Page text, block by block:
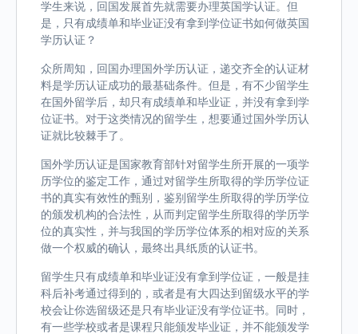
学生来说，回国发展首先就需要办理英国学认证。但
是，只有成绩单和毕业证没有拿到学位证书如何做英国
学历认证？
众所周知，回国办理国外学历认证，递交齐全的认证材
料是学历认证成功的最基础条件。但是，有不少留学生
在国外留学后，却只有成绩单和毕业证，并没有拿到学
位证书。对于这类情况的留学生，想要通过国外学历认
证就比较棘手了。
国外学历认证是国家教育部针对留学生所开展的一项学
历学位的鉴定工作，通过对留学生所取得的学历学位证
书的真实有效性的甄别，鉴别留学生所取得的学历学位
的颁发机构的合法性，从而判定留学生所取得的学历学
位的真实性，并与我国的学历学位体系的相对应的关系
做一个权威的确认，最终出具纸质的认证书。
留学生只有成绩单和毕业证没有拿到学位证，一般是挂
科后补考通过得到的，或者是有大四达到留级水平的学
校会让你选留级还是只有毕业证没有学位证书。同时，
有一些学校或者是课程只能颁发毕业证，并不能颁发学